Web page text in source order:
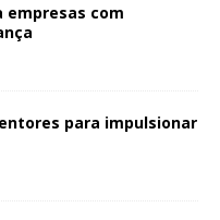
empresas com
para impulsionar